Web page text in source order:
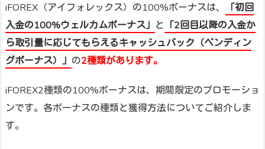
iFOREX（アイフォレックス）の100%ボーナスは、
「初回
入金の100%ウェルカムボーナス」 と 「2回目以降の入金か
ら取引量に応じてもらえるキャッシュバック（ペンディン
グボーナス）」 の2種類があります。
iFOREX2種類の100%ボーナスは、期間限定のプロモーショ
ンです。各ボーナスの種類と獲得方法についてご紹介しま
す。